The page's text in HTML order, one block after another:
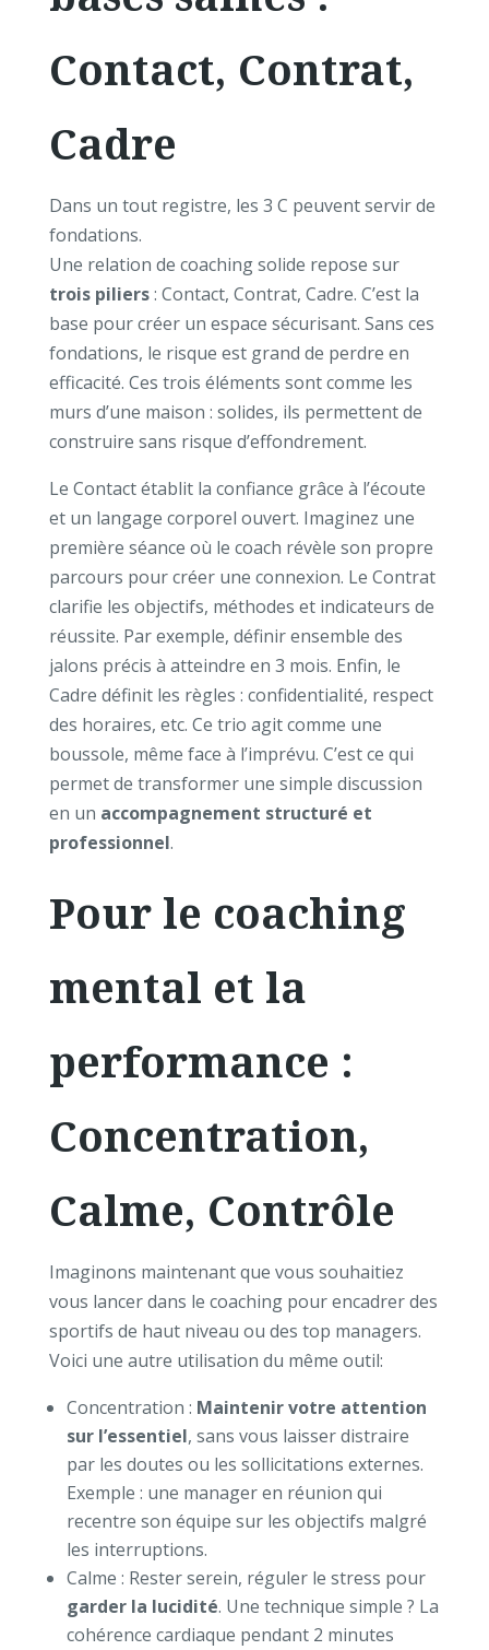
Contact, Contrat,
Cadre
Dans un tout registre, les 3 C peuvent servir de
fondations.
Une relation de coaching solide repose sur
trois piliers: Contact, Contrat, Cadre. C’est la
base pour créer un espace sécurisant. Sans ces
fondations, le risque est grand de perdre en
efficacité. Ces trois éléments sont comme les
murs d’une maison : solides, ils permettent de
construire sans risque d’effondrement.
Le Contact établit la confiance grâce à l’écoute
et un langage corporel ouvert. Imaginez une
première séance où le coach révèle son propre
parcours pour créer une connexion. Le Contrat
clarifie les objectifs, méthodes et indicateurs de
réussite. Par exemple, définir ensemble des
jalons précis à atteindre en 3 mois. Enfin, le
Cadre définit les règles : confidentialité, respect
des horaires, etc. Ce trio agit comme une
boussole, même face à l’imprévu. C’est ce qui
permet de transformer une simple discussion
en un accompagnement structuré et
professionnel.
Pour le coaching
mental et la
performance :
Concentration,
Calme, Contrôle
Imaginons maintenant que vous souhaitiez
vous lancer dans le coaching pour encadrer des
sportifs de haut niveau ou des top managers.
Voici une autre utilisation du même outil:
Concentration : Maintenir votre attention
sur l’essentiel, sans vous laisser distraire
par les doutes ou les sollicitations externes.
Exemple : une manager en réunion qui
recentre son équipe sur les objectifs malgré
les interruptions.
Calme : Rester serein, réguler le stress pour
garder la lucidité. Une technique simple ? La
cohérence cardiaque pendant 2 minutes